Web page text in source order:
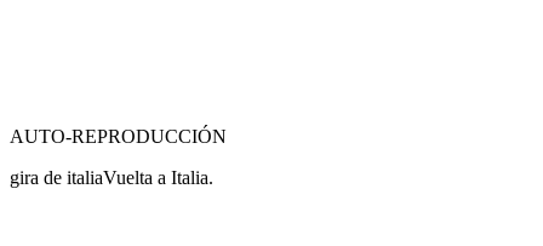
AUTO-REPRODUCCIÓN
gira de italiaVuelta a Italia.